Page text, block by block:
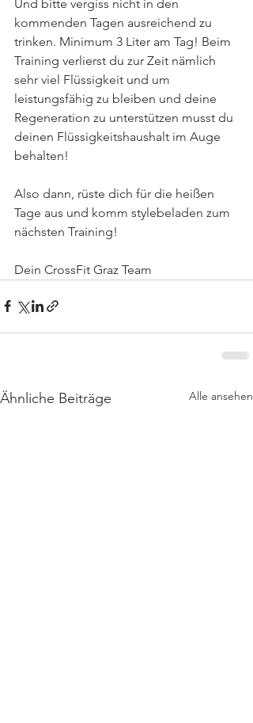
Und bitte vergiss nicht in den
kommenden Tagen ausreichend zu
trinken. Minimum 3 Liter am Tag! Beim
Training verlierst du zur Zeit nämlich
sehr viel Flüssigkeit und um
leistungsfähig zu bleiben und deine
Regeneration zu unterstützen musst du
deinen Flüssigkeitshaushalt im Auge
behalten!
Also dann, rüste dich für die heißen
Tage aus und komm stylebeladen zum
nächsten Training!
Dein CrossFit Graz Team
Ähnliche Beiträge Alle ansehen